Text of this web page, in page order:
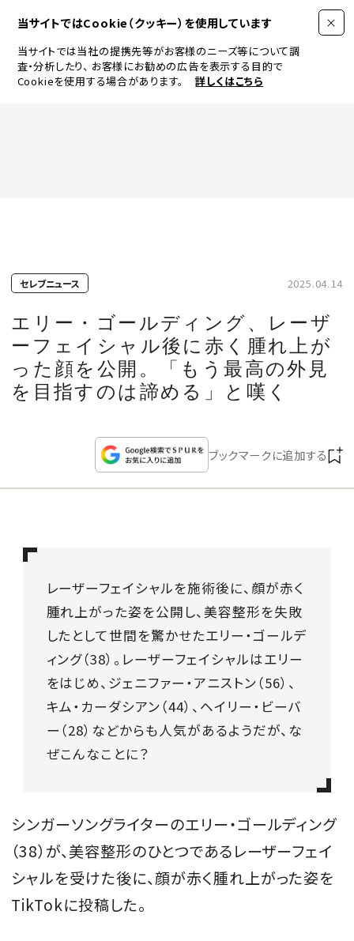
当サイトではCookie（クッキー）を使用しています
当サイトでは当社の提携先等がお客様のニーズ等について調
査・分析したり、 お客様にお勧めの広告を表示する目的で
Cookieを使用する場合があります。
詳しくはこちら
JEWELRY & WATCH
LIFESTYLE
CULTURE
COLLECTION
FORTUNE
SDGs
MAGAZINE
会員登録
Log in or Sign up
「The SPUR Club」。便利な機能と特典を無料で楽し
めます。
ログイン・新規会員登録
セレブニュース 2025.04.14
エリー・ゴールディング、レーザ
ーフェイシャル後に赤く腫れ上が
った顔を公開。「もう最高の外見
を目指すのは諦める」と嘆く
ブックマークに追加する
レーザーフェイシャルを施術後に、顔が赤く
腫れ上がった姿を公開し、美容整形を失敗
したとして世間を驚かせたエリー・ゴールデ
ィング（38）。レーザーフェイシャルはエリー
をはじめ、ジェニファー・アニストン（56）、
キム・カーダシアン（44）、ヘイリー・ビーバ
ー（28）などからも人気があるようだが、な
ぜこんなことに？
シンガーソングライターのエリー・ゴールディング
（38）が、美容整形のひとつであるレーザーフェイ
シャルを受けた後に、顔が赤く腫れ上がった姿を
TikTokに投稿した。